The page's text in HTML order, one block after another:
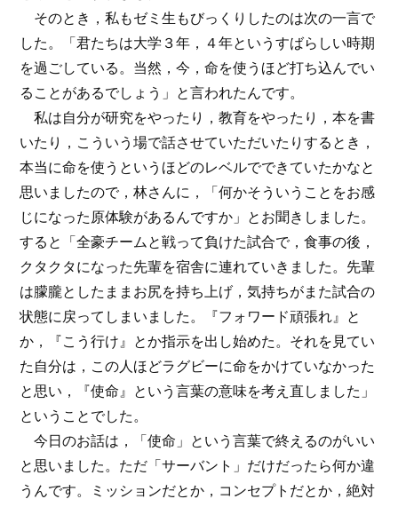
そのとき，私もゼミ生もびっくりしたのは次の一言で
した。「君たちは大学３年，４年というすばらしい時期
を過ごしている。当然，今，命を使うほど打ち込んでい
ることがあるでしょう」と言われたんです。
私は自分が研究をやったり，教育をやったり，本を書
いたり，こういう場で話させていただいたりするとき，
本当に命を使うというほどのレベルでできていたかなと
思いましたので，林さんに，「何かそういうことをお感
じになった原体験があるんですか」とお聞きしました。
すると「全豪チームと戦って負けた試合で，食事の後，
クタクタになった先輩を宿舎に連れていきました。先輩
は朦朧としたままお尻を持ち上げ，気持ちがまた試合の
状態に戻ってしまいました。『フォワード頑張れ』と
か，『こう行け』とか指示を出し始めた。それを見てい
た自分は，この人ほどラグビーに命をかけていなかった
と思い，『使命』という言葉の意味を考え直しました」
ということでした。
今日のお話は，「使命」という言葉で終えるのがいい
と思いました。ただ「サーバント」だけだったら何か違
うんです。ミッションだとか，コンセプトだとか，絶対